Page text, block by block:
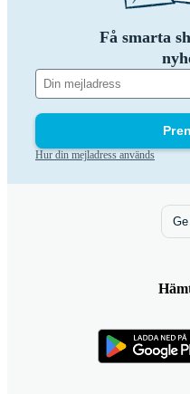
Få smarta
Hur din mejladress används